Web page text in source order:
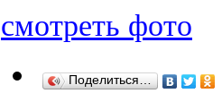
смотреть фото
Поделиться…